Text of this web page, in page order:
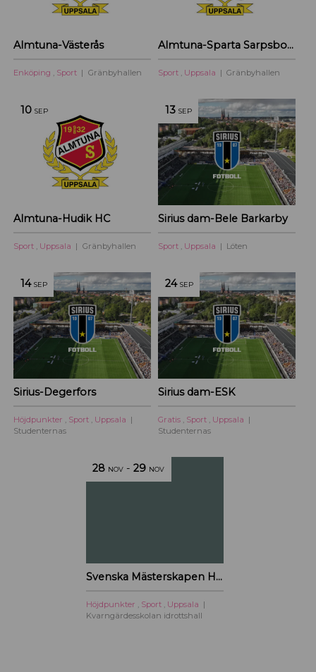
Almtuna-Västerås
Enköping , Sport Gränbyhallen
Almtuna-Sparta Sarpsborg
Sport , Uppsala Gränbyhallen
10 SEP
Almtuna-Hudik HC
Sport , Uppsala Gränbyhallen
13 SEP
Sirius dam-Bele Barkarby
Sport , Uppsala Löten
14 SEP
Sirius-Degerfors
Höjdpunkter , Sport , Uppsala
Studenternas
24 SEP
Sirius dam-ESK
Gratis , Sport , Uppsala
Studenternas
28 NOV -29 NOV
Svenska Mästerskapen HEMA 2026
Höjdpunkter , Sport , Uppsala
Kvarngärdesskolan idrottshall